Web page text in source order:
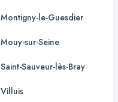
Montigny-le-Guesdier
Mouy-sur-Seine
Saint-Sauveur-lès-Bray
Villuis